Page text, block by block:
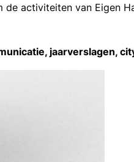
activiteiten van Eigen
jaarverslagen,